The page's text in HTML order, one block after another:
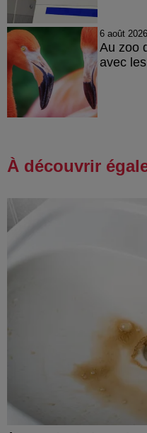
6 août 2026
Au zoo
avec
À découvrir